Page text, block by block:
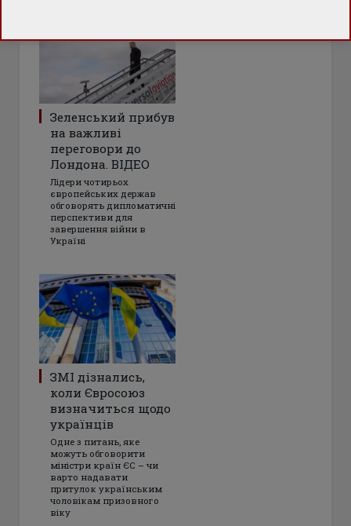
Зеленський прибув
на важливі
переговори до
Лондона. ВІДЕО
Лідери чотирьох
європейських держав
обговорять дипломатичні
перспективи для
завершення війни в
Україні
ЗМІ дізнались,
коли Євросоюз
визначиться щодо
українців
Одне з питань, яке
можуть обговорити
міністри країн ЄС – чи
варто надавати
притулок українським
чоловікам призовного
віку